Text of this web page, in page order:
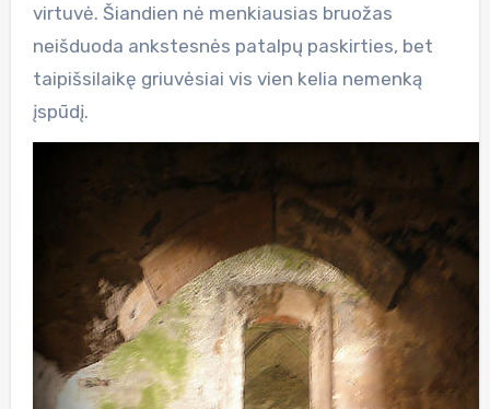
virtuvė. Šiandien nė menkiausias bruožas
neišduoda ankstesnės patalpų paskirties, bet
taipišsilaikę griuvėsiai vis vien kelia nemenką
įspūdį.